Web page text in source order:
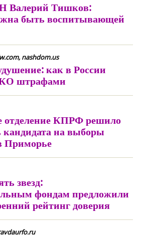
Валерий Тишков:
быть воспитывающей
nashdom.us
как в России
штрафами
отделение КПРФ решило
кандидата на выборы
Приморье
звезд:
фондам предложили
рейтинг доверия